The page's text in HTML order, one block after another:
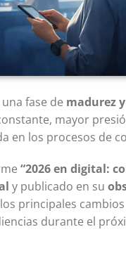
fase de madurez
mayor
en los procesos de
“2026 en digital:
y publicado en su
principales
durante el